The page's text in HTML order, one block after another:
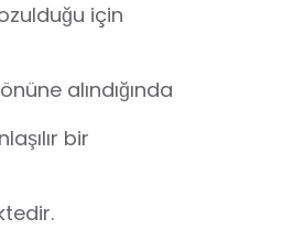
için
alındığında
bir